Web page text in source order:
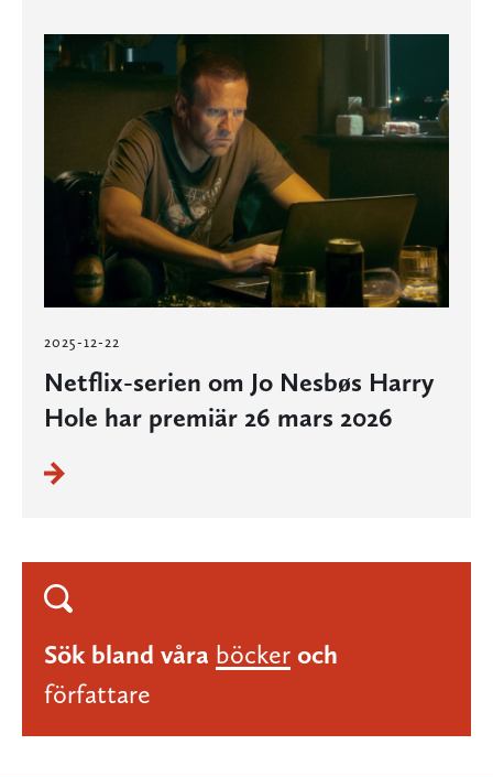
2025-12-22
Netflix-serien om Jo Nesbøs Harry
Hole har premiär 26 mars 2026
Sök bland våra böcker och
författare